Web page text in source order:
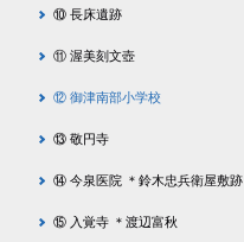
⑩ 長床遺跡
⑪ 渥美刻文壺
⑫ 御津南部小学校
⑬ 敬円寺
⑭ 今泉医院 ＊鈴木忠兵衛屋敷跡
⑮ 入覚寺 ＊渡辺富秋